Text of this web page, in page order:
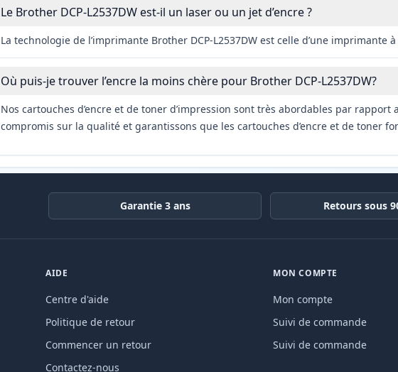
Le Brother DCP-L2537DW est-il un laser ou un jet d’encre ?
La technologie de l’imprimante Brother DCP-L2537DW est celle d’une imprimante
Où puis-je trouver l’encre la moins chère pour Brother DCP-L2537DW?
Nos cartouches d’encre et de toner d’impression sont très abordables par rapport
compromis sur la qualité et garantissons que les cartouches d’encre et de toner
Garantie 3 ans Retours sous
AIDE
Centre d'aide
Politique de retour
Commencer un retour
Contactez-nous
MON COMPTE
Mon compte
Suivi de commande
Suivi de commande